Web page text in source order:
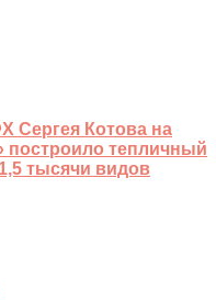
Сергея Котова на
построило тепличный
тысячи видов